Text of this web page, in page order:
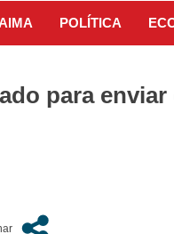
POLÍTICA
para